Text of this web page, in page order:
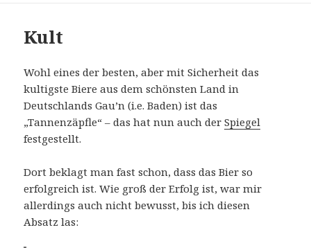
Kult
Wohl eines der besten, aber mit Sicherheit das
kultigste Biere aus dem schönsten Land in
Deutschlands Gau’n (i.e. Baden) ist das
„Tannenzäpfle“ – das hat nun auch derSpiegel
festgestellt.
Dort beklagt man fast schon, dass das Bier so
erfolgreich ist. Wie groß der Erfolg ist, war mir
allerdings auch nicht bewusst, bis ich diesen
Absatz las: